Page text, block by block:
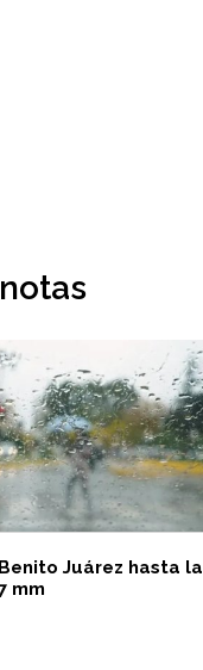
Juárez hasta la
mm